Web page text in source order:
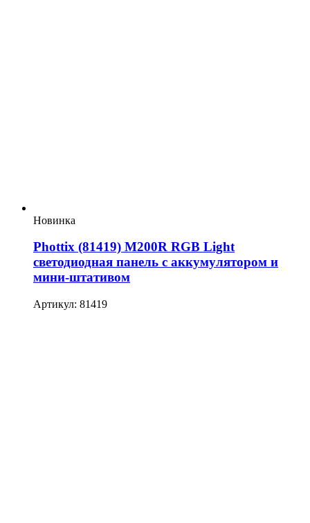
Новинка
Phottix (81419) M200R RGB Light
светодиодная панель с аккумулятором и
мини-штативом
Артикул: 81419